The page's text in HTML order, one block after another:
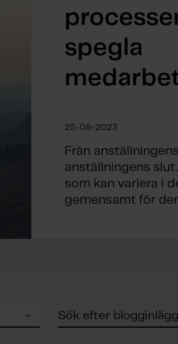
spegla
25-08-2023
Från
anställningens
som kan variera i
gemensamt för